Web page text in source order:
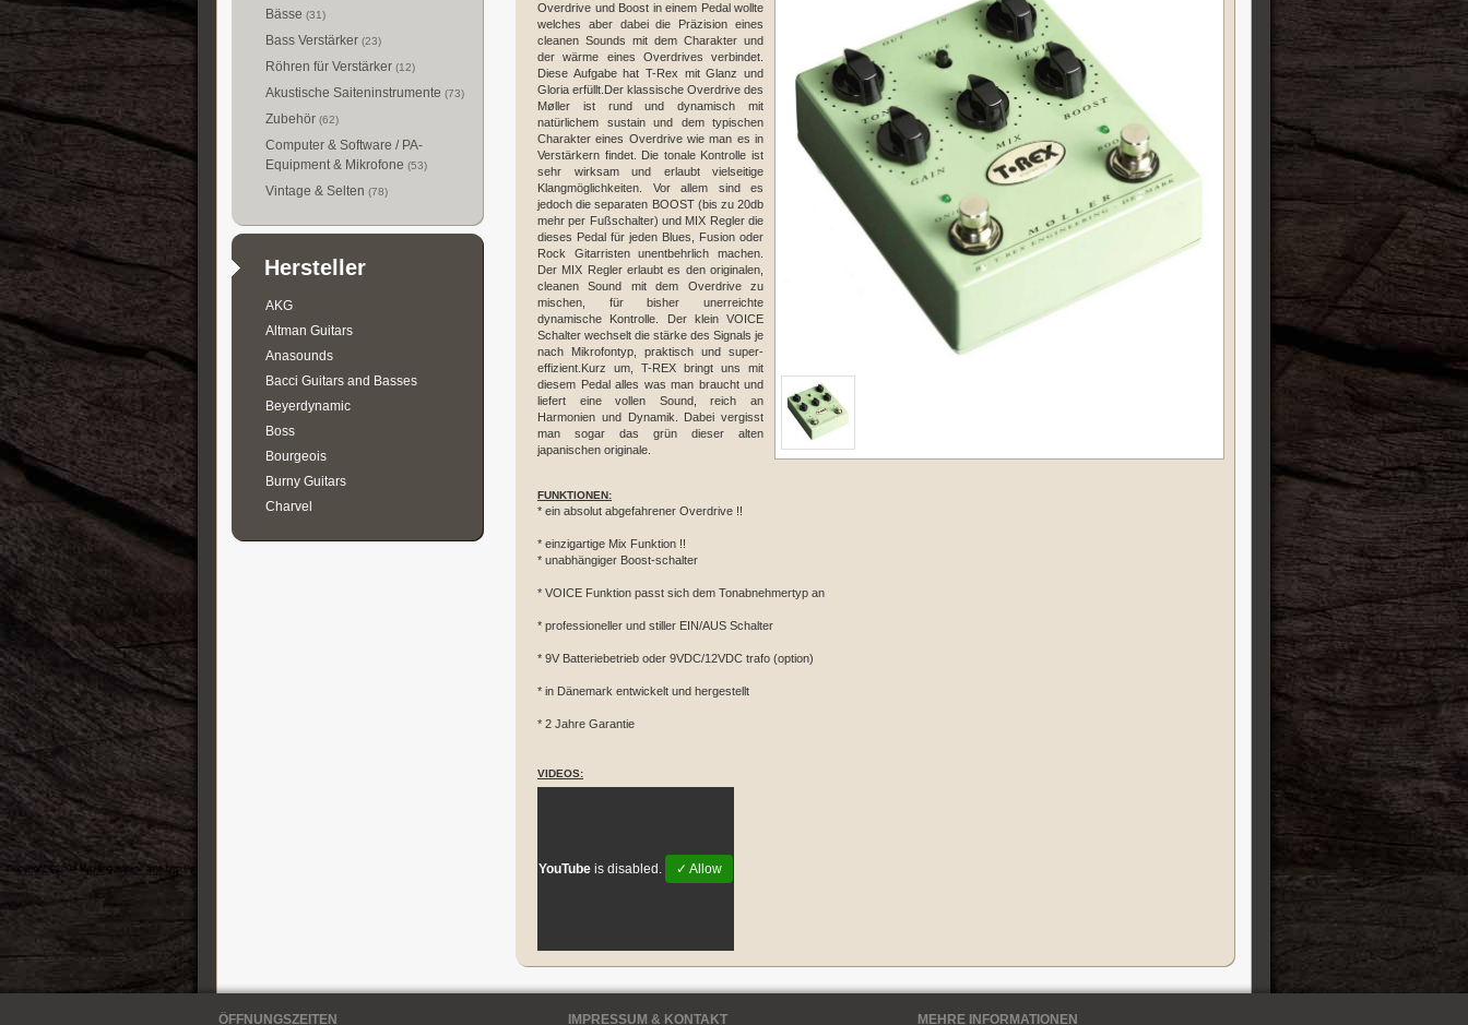
Bässe (31)
Bass Verstärker (23)
Röhren für Verstärker (12)
Akustische Saiteninstrumente (73)
Zubehör (62)
Computer & Software / PA-
Equipment & Mikrofone (53)
Vintage & Selten (78)
Hersteller
AKG
Altman Guitars
Anasounds
Bacci Guitars and Basses
Beyerdynamic
Boss
Bourgeois
Burny Guitars
Charvel
Overdrive und Boost in einem Pedal wollte
welches aber dabei die Präzision eines
cleanen Sounds mit dem Charakter und
der wärme eines Overdrives verbindet.
Diese Aufgabe hat T-Rex mit Glanz und
Gloria erfüllt.Der klassische Overdrive des
Møller ist rund und dynamisch mit
natürlichem sustain und dem typischen
Charakter eines Overdrive wie man es in
Verstärkern findet. Die tonale Kontrolle ist
sehr wirksam und erlaubt vielseitige
Klangmöglichkeiten. Vor allem sind es
jedoch die separaten BOOST (bis zu 20db
mehr per Fußschalter) und MIX Regler die
dieses Pedal für jeden Blues, Fusion oder
Rock Gitarristen unentbehrlich machen.
Der MIX Regler erlaubt es den originalen,
cleanen Sound mit dem Overdrive zu
mischen, für bisher unerreichte
dynamische Kontrolle. Der klein VOICE
Schalter wechselt die stärke des Signals je
nach Mikrofontyp, praktisch und super-
effizient.Kurz um, T-REX bringt uns mit
diesem Pedal alles was man braucht und
liefert eine vollen Sound, reich an
Harmonien und Dynamik. Dabei vergisst
man sogar das grün dieser alten
japanischen originale.
FUNKTIONEN:
* ein absolut abgefahrener Overdrive !!
* einzigartige Mix Funktion !!
* unabhängiger Boost-schalter
* VOICE Funktion passt sich dem Tonabnehmertyp an
* professioneller und stiller EIN/AUS Schalter
* 9V Batteriebetrieb oder 9VDC/12VDC trafo (option)
* in Dänemark entwickelt und hergestellt
* 2 Jahre Garantie
VIDEOS:
YouTube is disabled. ✓ Allow
ÖFFNUNGSZEITEN IMPRESSUM & KONTAKT MEHRE INFORMATIONEN